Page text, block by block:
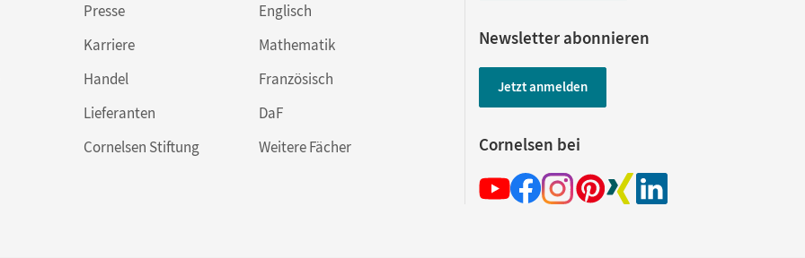
Presse
Karriere
Handel
Lieferanten
Cornelsen Stiftung
Englisch
Mathematik
Französisch
DaF
Weitere Fächer
Newsletter abonnieren
Jetzt anmelden
Cornelsen bei